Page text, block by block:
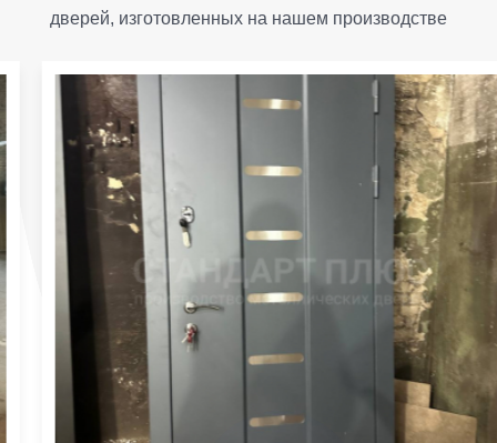
дверей, изготовленных на нашем производстве